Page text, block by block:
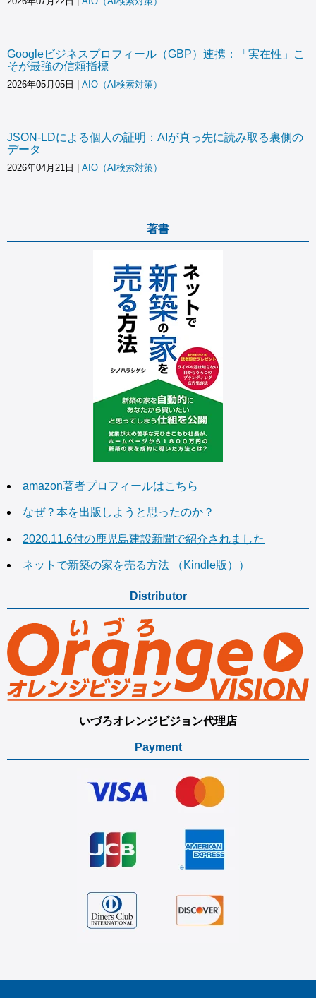
Googleビジネスプロフィール（GBP）連携：「実在性」こ
そが最強の信頼指標
2026年05月05日 | AIO（AI検索対策）
JSON-LDによる個人の証明：AIが真っ先に読み取る裏側の
データ
2026年04月21日 | AIO（AI検索対策）
著書
amazon著者プロフィールはこちら
なぜ？本を出版しようと思ったのか？
2020.11.6付の鹿児島建設新聞で紹介されました
ネットで新築の家を売る方法 （Kindle版））
Distributor
いづろオレンジビジョン代理店
Payment